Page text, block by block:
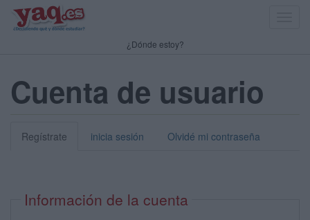
¿Dónde estoy?
Cuenta de usuario
Regístrate inicia sesión Olvidé mi contraseña
Información de la cuenta